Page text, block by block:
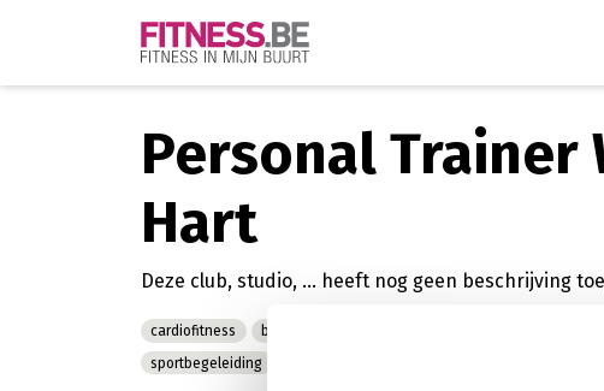
Personal Trainer
Hart
Deze club, studio, ... heeft nog geen beschrijving
cardiofitness boutique fitness
sportbegeleiding